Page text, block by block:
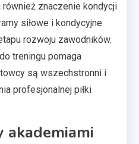
znaczenie kondycji
siłowe i kondycyjne
rozwoju zawodników.
treningu pomaga
są wszechstronni i
profesjonalnej piłki
akademiami